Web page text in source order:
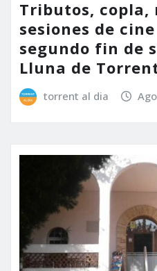
Tributos, copla,
sesiones de
segundo fin de
Lluna de
torrent al dia